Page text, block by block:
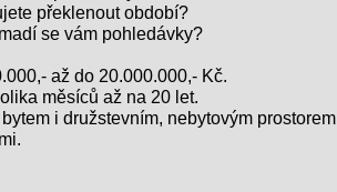
překlenout období?
se vám pohledávky?
až do 20.000.000,- Kč.
měsíců až na 20 let.
i družstevním, nebytovým